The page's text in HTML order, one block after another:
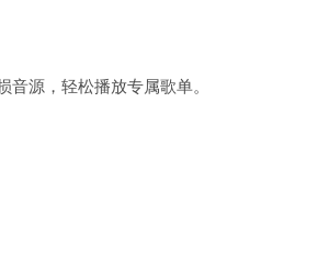
源，轻松播放专属歌单。